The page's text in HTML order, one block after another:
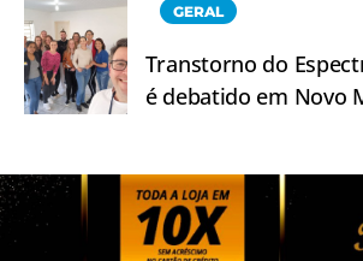
GERAL
Transtorno do
é debatido em Novo